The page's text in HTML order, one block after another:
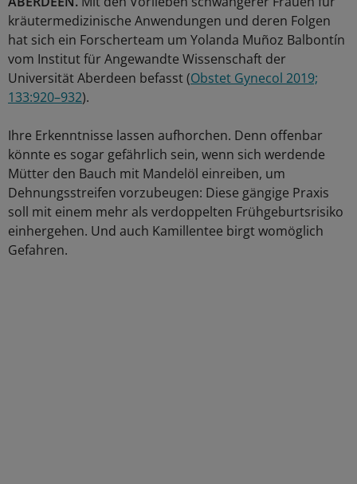
kräutermedizinische Anwendungen und deren Folgen
hat sich ein Forscherteam um Yolanda Muñoz Balbontín
vom Institut für Angewandte Wissenschaft der
Universität Aberdeen befasst (Obstet Gynecol 2019;
133:920–932).
Ihre Erkenntnisse lassen aufhorchen. Denn offenbar
könnte es sogar gefährlich sein, wenn sich werdende
Mütter den Bauch mit Mandelöl einreiben, um
Dehnungsstreifen vorzubeugen: Diese gängige Praxis
soll mit einem mehr als verdoppelten Frühgeburtsrisiko
einhergehen. Und auch Kamillentee birgt womöglich
Gefahren.